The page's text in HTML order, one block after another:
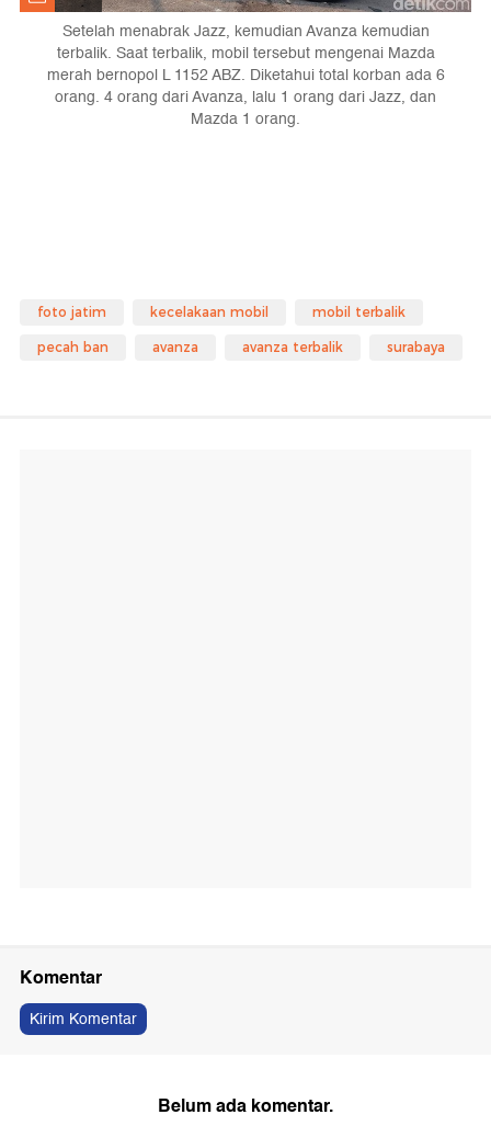
Setelah menabrak Jazz, kemudian Avanza kemudian
terbalik. Saat terbalik, mobil tersebut mengenai Mazda
merah bernopol L 1152 ABZ. Diketahui total korban ada 6
orang. 4 orang dari Avanza, lalu 1 orang dari Jazz, dan
Mazda 1 orang.
foto jatim kecelakaan mobil mobil terbalik
pecah ban avanza avanza terbalik surabaya
Komentar
Kirim Komentar
Belum ada komentar.